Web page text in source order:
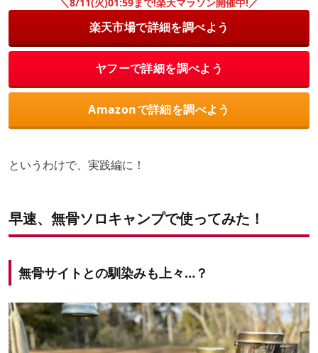
＼8/11(火)01:59まで!楽天マラソン開催中!／
楽天市場で詳細を調べよう
ヤフーで詳細を調べよう
Amazonで詳細を調べよう
というわけで、実践編に！
早速、無骨ソロキャンプで使ってみた！
無骨サイトとの馴染みも上々…？